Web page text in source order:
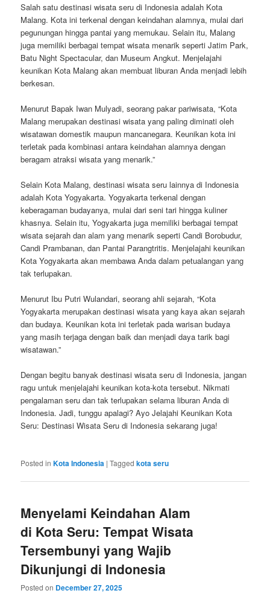
Salah satu destinasi wisata seru di Indonesia adalah Kota
Malang. Kota ini terkenal dengan keindahan alamnya, mulai dari
pegunungan hingga pantai yang memukau. Selain itu, Malang
juga memiliki berbagai tempat wisata menarik seperti Jatim Park,
Batu Night Spectacular, dan Museum Angkut. Menjelajahi
keunikan Kota Malang akan membuat liburan Anda menjadi lebih
berkesan.
Menurut Bapak Iwan Mulyadi, seorang pakar pariwisata, “Kota
Malang merupakan destinasi wisata yang paling diminati oleh
wisatawan domestik maupun mancanegara. Keunikan kota ini
terletak pada kombinasi antara keindahan alamnya dengan
beragam atraksi wisata yang menarik.”
Selain Kota Malang, destinasi wisata seru lainnya di Indonesia
adalah Kota Yogyakarta. Yogyakarta terkenal dengan
keberagaman budayanya, mulai dari seni tari hingga kuliner
khasnya. Selain itu, Yogyakarta juga memiliki berbagai tempat
wisata sejarah dan alam yang menarik seperti Candi Borobudur,
Candi Prambanan, dan Pantai Parangtritis. Menjelajahi keunikan
Kota Yogyakarta akan membawa Anda dalam petualangan yang
tak terlupakan.
Menurut Ibu Putri Wulandari, seorang ahli sejarah, “Kota
Yogyakarta merupakan destinasi wisata yang kaya akan sejarah
dan budaya. Keunikan kota ini terletak pada warisan budaya
yang masih terjaga dengan baik dan menjadi daya tarik bagi
wisatawan.”
Dengan begitu banyak destinasi wisata seru di Indonesia, jangan
ragu untuk menjelajahi keunikan kota-kota tersebut. Nikmati
pengalaman seru dan tak terlupakan selama liburan Anda di
Indonesia. Jadi, tunggu apalagi? Ayo Jelajahi Keunikan Kota
Seru: Destinasi Wisata Seru di Indonesia sekarang juga!
Posted in Kota Indonesia |Tagged kota seru
Menyelami Keindahan Alam
di Kota Seru: Tempat Wisata
Tersembunyi yang Wajib
Dikunjungi di Indonesia
Posted on December 27, 2025